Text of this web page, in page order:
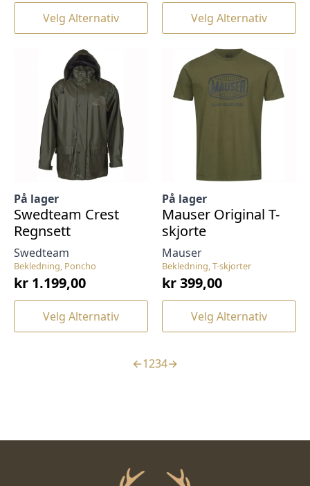
Velg Alternativ
Dette
produktet
har
Alternativene
velges
produktsiden
Velg Alternativ
Dette
produktet
har
varianter.
Alternativene
kan
Bekledning, Poncho
Swedteam
På lager
Swedteam Crest
Regnsett
kr 1.199,00
Velg Alternativ
Dette
produktet
produktsiden
Bekledning, T-skjorter
Mauser
På lager
Mauser Original T-
skjorte
kr399,00
Velg Alternativ
Dette
produktet
varianter.
produktsiden
←1234→